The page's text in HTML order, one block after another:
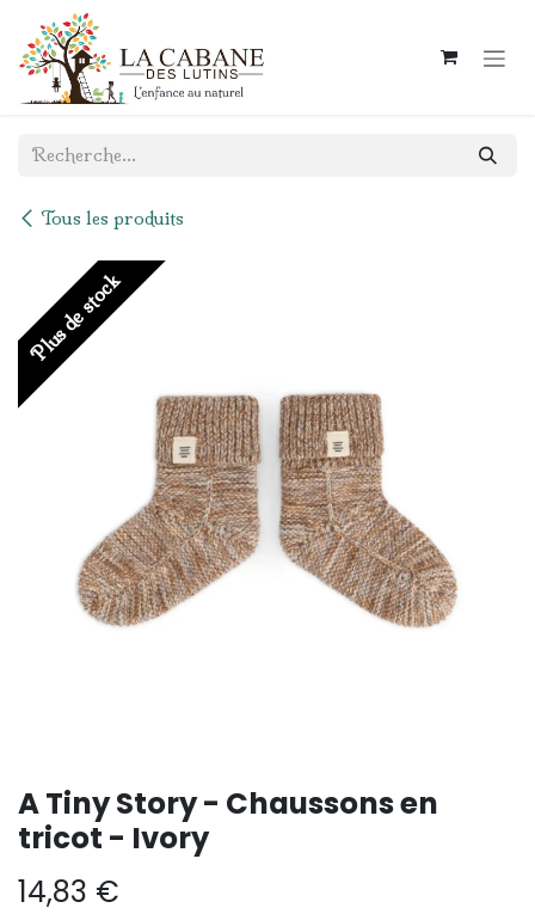
Se rendre au contenu
Tous les produits
Plus de stock
A Tiny Story - Chaussons en
tricot - Ivory
14,83 €